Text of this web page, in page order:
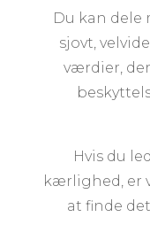
Du kan dele
sjovt,
værdier,
Hvis du
kærlighed, er
at finde